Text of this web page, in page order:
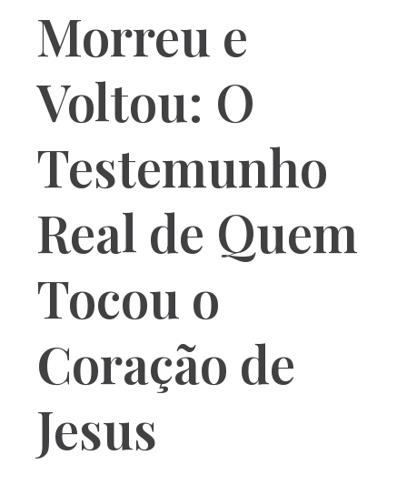
Morreu e
Voltou: O
Testemunho
Real de Quem
Tocou o
Coração de
Jesus